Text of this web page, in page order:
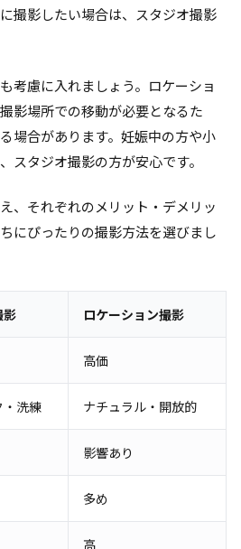
撮影したい場合は、スタジオ撮影
も考慮に入れましょう。ロケーショ
影場所での移動が必要となるた
場合があります。妊娠中の方や小
スタジオ撮影の方が安心です。
、それぞれのメリット・デメリッ
にぴったりの撮影方法を選びまし
影 ロケーション撮影
高価
・洗練 ナチュラル・開放的
影響あり
多め
高